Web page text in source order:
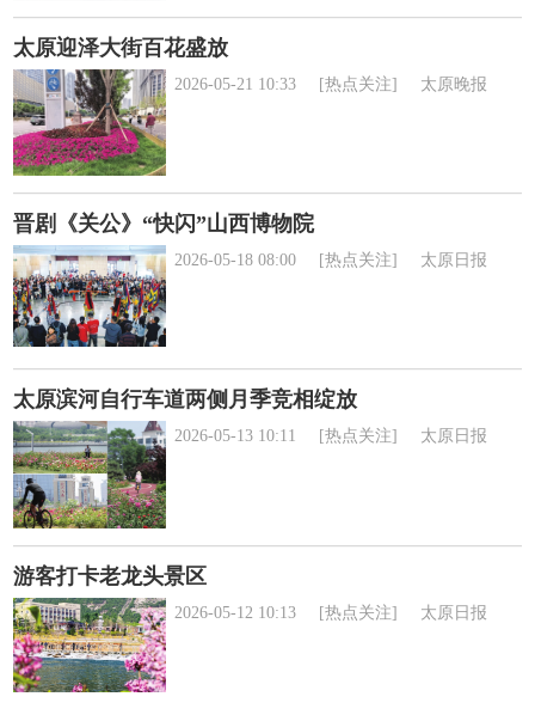
太原迎泽大街百花盛放
2026-05-21 10:33 [热点关注] 太原晚报
晋剧《关公》“快闪”山西博物院
2026-05-18 08:00 [热点关注] 太原日报
太原滨河自行车道两侧月季竞相绽放
2026-05-13 10:11 [热点关注] 太原日报
游客打卡老龙头景区
2026-05-12 10:13 [热点关注] 太原日报